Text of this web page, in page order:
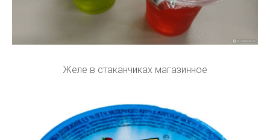
Желе в стаканчиках магазинное